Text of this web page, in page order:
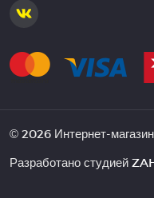
© 2026 Интернет-
Разработано студией